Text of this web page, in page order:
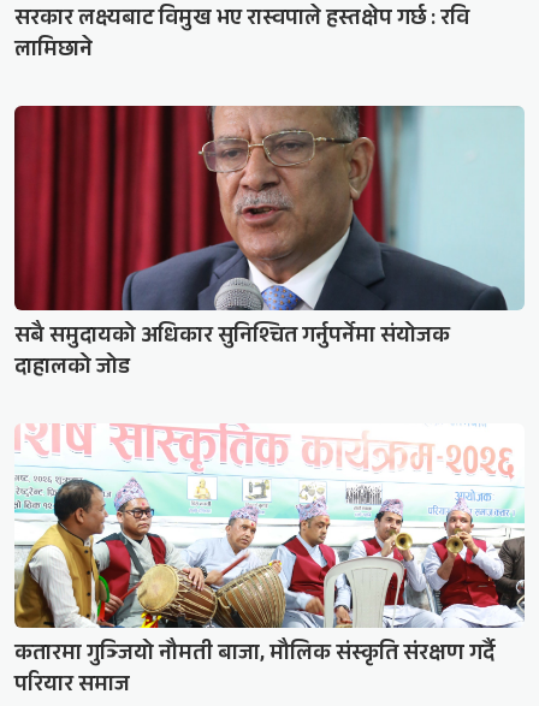
सरकार लक्ष्यबाट विमुख भए रास्वपाले हस्तक्षेप गर्छ : रवि
लामिछाने
सबै समुदायको अधिकार सुनिश्चित गर्नुपर्नेमा संयोजक
दाहालको जोड
कतारमा गुञ्जियो नौमती बाजा, मौलिक संस्कृति संरक्षण गर्दै
परियार समाज